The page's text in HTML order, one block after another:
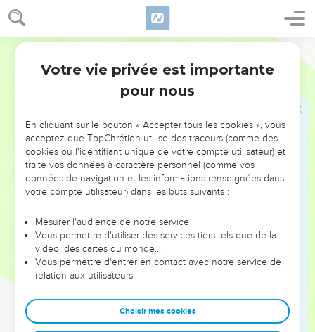
Jérémie 14
17 Dis-leur cette parole : Les larmes coulent de mes yeux nuit
et jour, Et elles ne s'arrêtent pas ; Car la vierge, fille de mon
peuple, a été frappée d'un grand coup, D'une plaie très
douloureuse.
Si je vais dans les champs, voici des hommes que le glaive
a percés ; Si j'entre dans la ville, voici des êtres que consume
la faim ; Le prophète même et le sacrificateur parcourent le
pays, Sans savoir où ils vont.
le peuple
As-tu donc rejeté Juda, Et ton âme a-t-elle pris Sion en
de guérison ? Nous espérions la paix, et il n'arrive rien
d'heureux, Un temps de guérison, et voici la terreur !
Éternel, nous reconnaissons notre méchanceté, l'iniquité
de nos pères ; Car nous avons péché contre toi.
A cause de ton nom, ne méprise pas, Ne déshonore pas le
trône de ta gloire ! N'oublie pas, ne romps pas ton alliance
Votre vie privée est importante
pour nous
En cliquant sur le bouton « Accepter tous les cookies », vous
acceptez que TopChrétien utilise des traceurs (comme des
cookies ou l'identifiant unique de votre compte utilisateur) et
traite vos données à caractère personnel (comme vos
données de navigation et les informations renseignées dans
votre compte utilisateur) dans les buts suivants :
Mesurer l'audience de notre service
Vous permettre d'utiliser des services tiers tels que de la
vidéo, des cartes du monde…
Vous permettre d'entrer en contact avec notre service de
relation aux utilisateurs.
Choisir mes cookies